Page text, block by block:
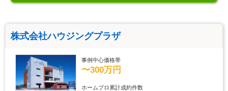
株式会社ハウジングプラザ
事例中心価格帯
〜300万円
ホームプロ累計成約件数